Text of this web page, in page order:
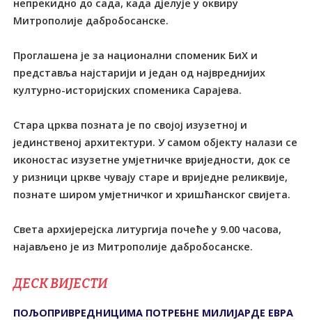
непрекидно до сада, када дјелује у оквиру
Митрополије дабробосанске.
Проглашена је за национални споменик БиХ и
представља најстарији и један од највреднијих
културно-историјских споменика Сарајева.
Стара црква позната је по својој изузетној и
јединственој архитектури. У самом објекту налази се
иконостас изузетне умјетничке вриједности, док се
у ризници цркве чувају старе и вриједне реликвије,
познате широм умјетничког и хришћанског свијета.
Света архијерејска литургија почеће у 9.00 часова,
најављено је из Митрополије дабробосанске.
ДЕСК ВИЈЕСТИ
ПОЉОПРИВРЕДНИЦИМА ПОТРЕБНЕ МИЛИЈАРДЕ ЕВРА